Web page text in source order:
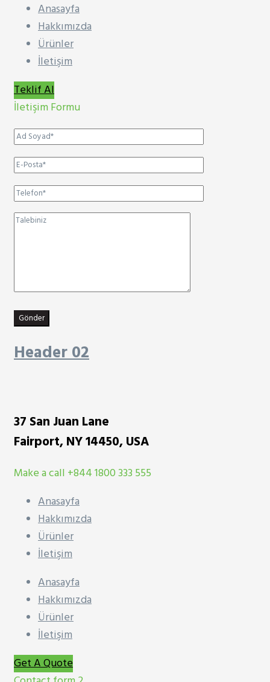
Anasayfa
Hakkımızda
Ürünler
İletişim
Teklif Al
İletişim Formu
Gönder
Header 02
37 San Juan Lane
Fairport, NY 14450, USA
Make a call +844 1800 333 555
Anasayfa
Hakkımızda
Ürünler
İletişim
Anasayfa
Hakkımızda
Ürünler
İletişim
Get A Quote